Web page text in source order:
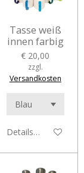
Tasse weiß
innen farbig
€ 20,00
zzgl.
Versandkosten
Details anzeigen